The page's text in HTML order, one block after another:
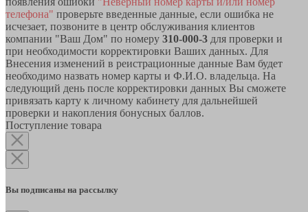
телефона" проверьте введенные данные, если ошибка не
исчезает, позвоните в центр обслуживания клиентов
компании "Ваш Дом" по номеру 310-000-3 для проверки и
при необходимости корректировки Ваших данных. Для
Внесения изменений в реистрационные данные Вам будет
необходимо назвать номер карты и Ф.И.О. владельца. На
следующий день после корректировки данных Вы сможете
привязать карту к личному кабинету для дальнейшей
проверки и накопления бонусных баллов.
Поступление товара
Вы подписаны на рассылку